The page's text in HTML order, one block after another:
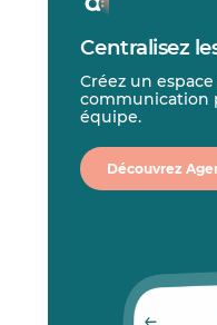
Centralisez
Créez un
communication
équipe.
Découvrez